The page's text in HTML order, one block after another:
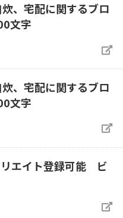
炊、宅配に関するブロ
文字
炊、宅配に関するブロ
文字
エイト登録可能 ビ